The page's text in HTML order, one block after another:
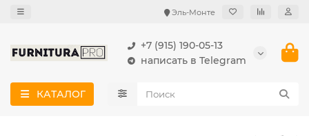
Эль-Монте
+7 (915) 190-05-13
написать в Telegram
КАТАЛОГ